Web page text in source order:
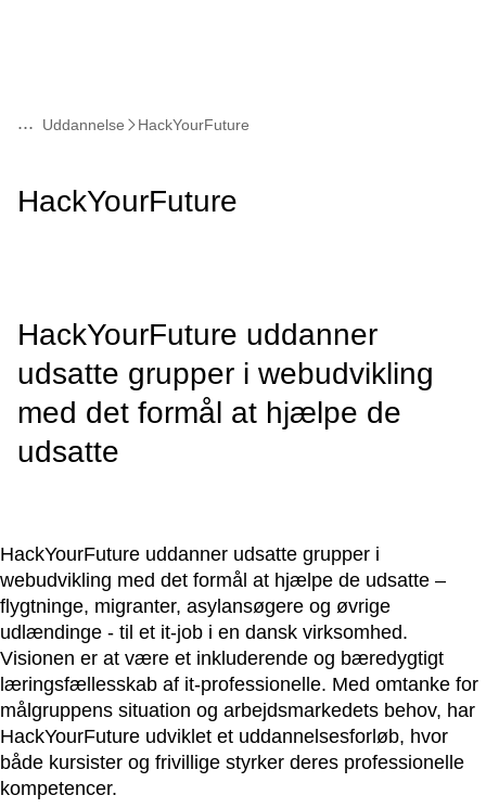
... Uddannelse HackYourFuture
Læs
HackYourFuture
HackYourFuture uddanner
udsatte grupper i webudvikling
med det formål at hjælpe de
udsatte
HackYourFuture uddanner udsatte grupper i
webudvikling med det formål at hjælpe de udsatte –
flygtninge, migranter, asylansøgere og øvrige
udlændinge - til et it-job i en dansk virksomhed.
Visionen er at være et inkluderende og bæredygtigt
læringsfællesskab af it-professionelle. Med omtanke for
målgruppens situation og arbejdsmarkedets behov, har
HackYourFuture udviklet et uddannelsesforløb, hvor
både kursister og frivillige styrker deres professionelle
kompetencer.